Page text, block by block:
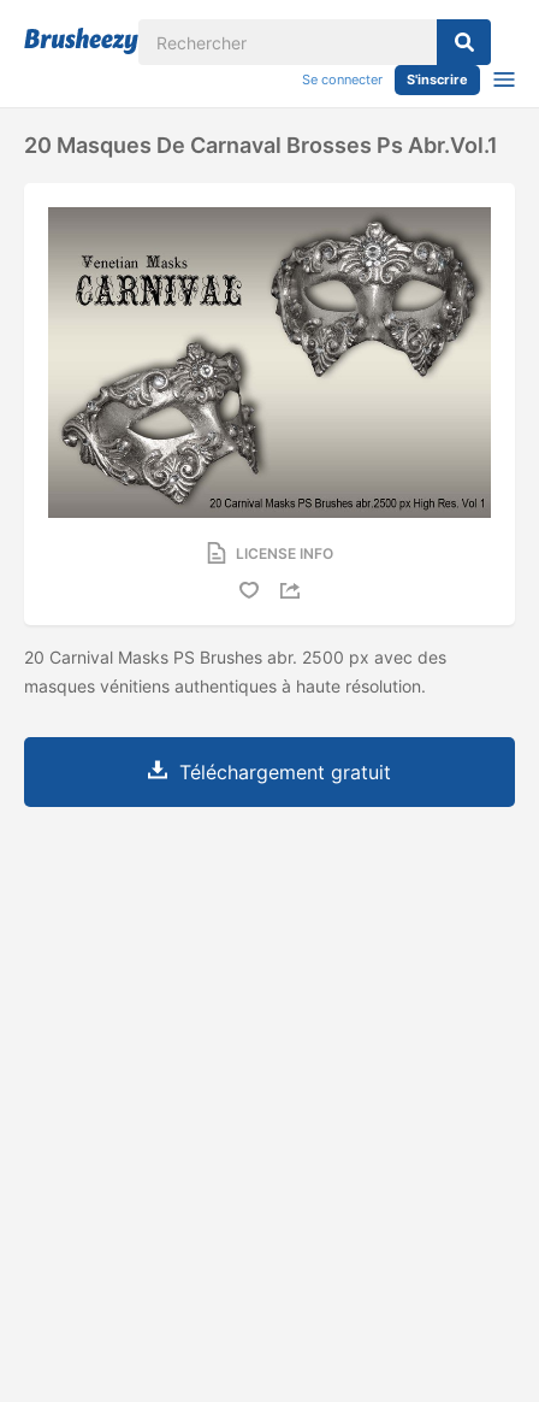
Se connecter S'inscrire
20 Masques De Carnaval Brosses Ps Abr.vol.1
LICENSE INFO
20 Carnival Masks PS Brushes abr. 2500 px avec des
masques vénitiens authentiques à haute résolution.
Téléchargement gratuit